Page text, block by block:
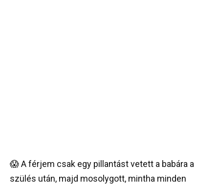
😱 A férjem csak egy pillantást vetett a babára a
szülés után, majd mosolygott, mintha minden